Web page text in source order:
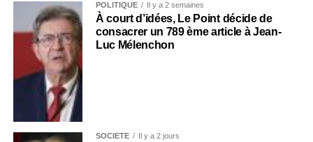
POLITIQUE Il y a 2 semaines
À court d’idées, Le Point décide de
consacrer un 789 ème article à Jean-
Luc Mélenchon
SOCIÉTÉ Il y a 2 jours